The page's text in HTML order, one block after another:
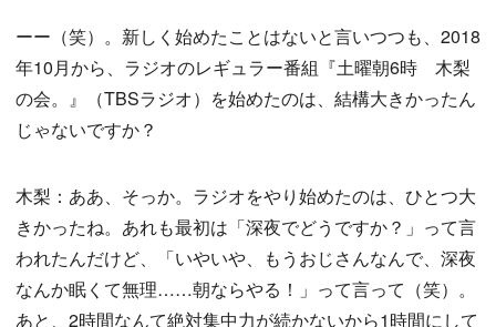
ーー（笑）。新しく始めたことはないと言いつつも、2018
年10月から、ラジオのレギュラー番組『土曜朝6時 木梨
の会。』（TBSラジオ）を始めたのは、結構大きかったん
じゃないですか？
木梨：ああ、そっか。ラジオをやり始めたのは、ひとつ大
きかったね。あれも最初は「深夜でどうですか？」って言
われたんだけど、「いやいや、もうおじさんなんで、深夜
なんか眠くて無理……朝ならやる！」って言って（笑）。
あと、2時間なんて絶対集中力が続かないから1時間にして